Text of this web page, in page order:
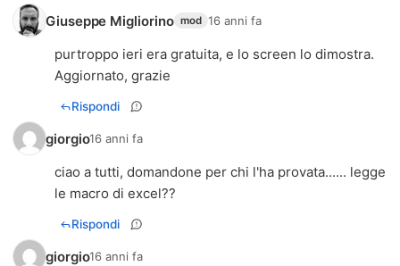
Giuseppe Migliorino mod 16 anni fa
purtroppo ieri era gratuita, e lo screen lo dimostra.
Aggiornato, grazie
Rispondi
giorgio16 anni fa
ciao a tutti, domandone per chi l'ha provata...... legge
le macro di excel??
Rispondi
giorgio16 anni fa